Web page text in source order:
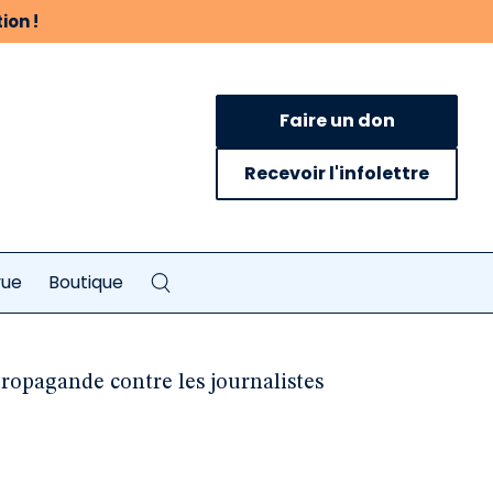
!
Faire un don
Recevoir l'infolettre
Boutique
contre les journalistes